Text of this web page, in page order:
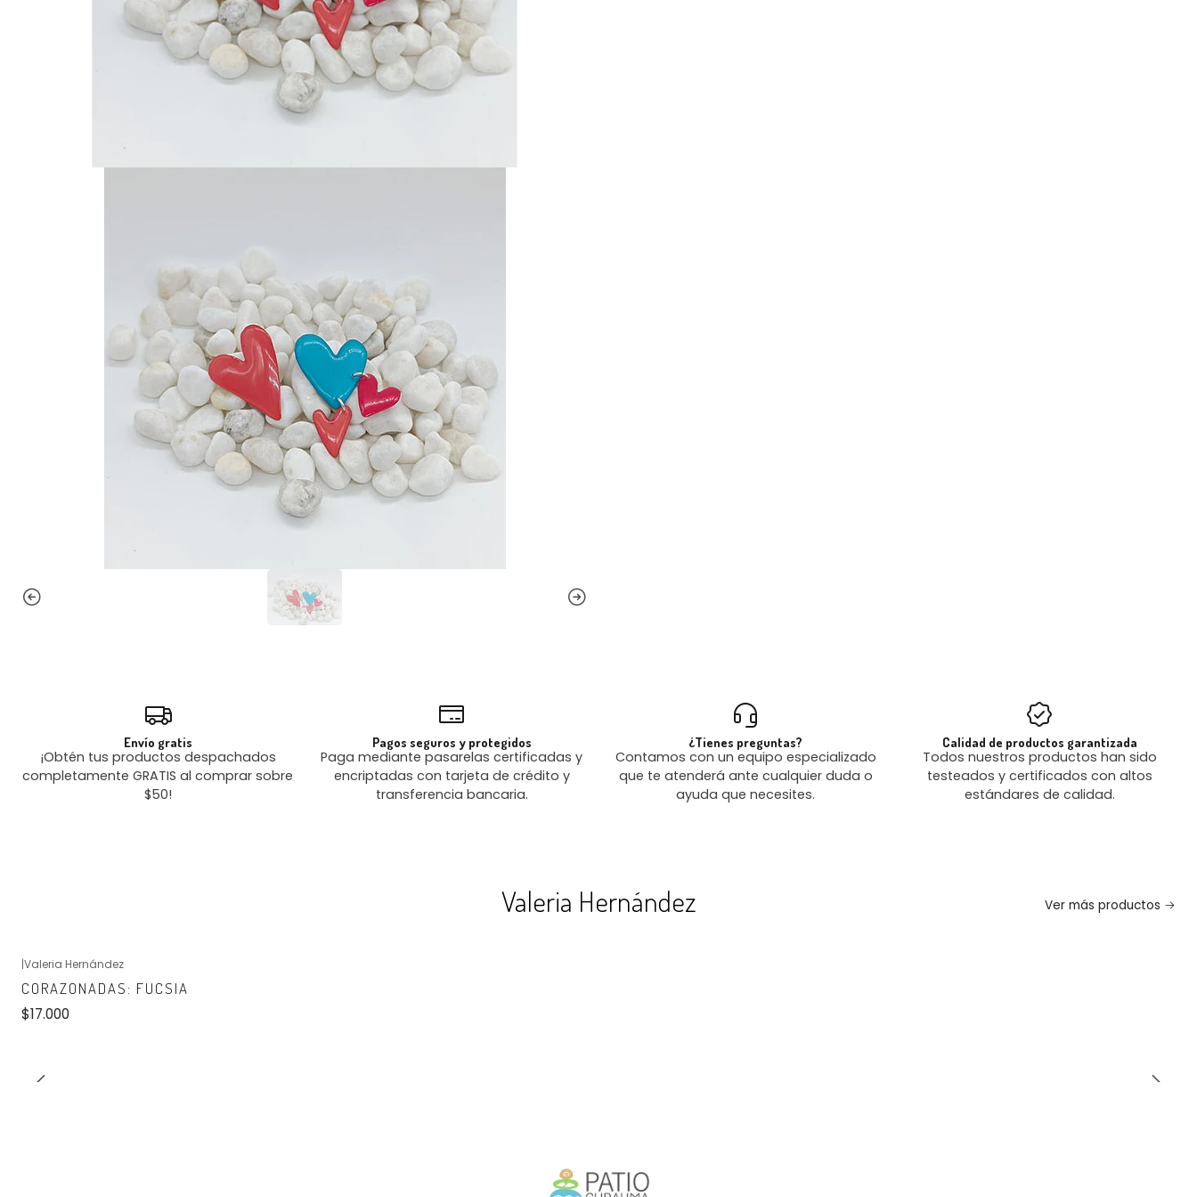
Envío gratis
¡Obtén tus productos despachados
completamente GRATIS al comprar sobre
$50!
Pagos seguros y protegidos
Paga mediante pasarelas certificadas y
encriptadas con tarjeta de crédito y
transferencia bancaria.
¿Tienes preguntas?
Contamos con un equipo especializado
que te atenderá ante cualquier duda o
ayuda que necesites.
Calidad de productos garantizada
Todos nuestros productos han sido
testeados y certificados con altos
estándares de calidad.
Valeria Hernández Ver más productos
|Valeria Hernández
CORAZONADAS: FUCSIA
$17.000